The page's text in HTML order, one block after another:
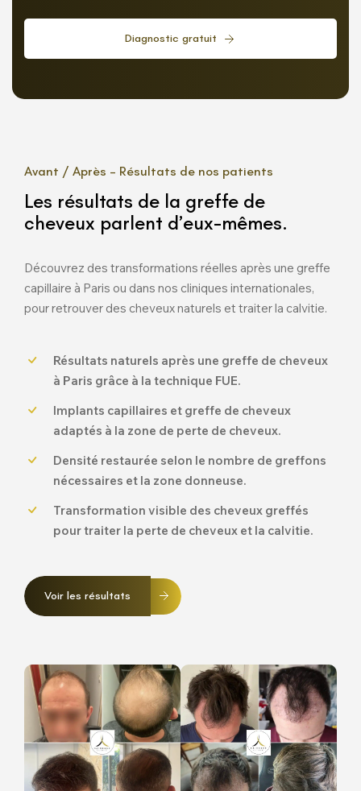
Avant / Après – Résultats de nos patients
Les résultats de la greffe de
cheveux parlent d’eux-mêmes.
Découvrez des transformations réelles après une greffe
capillaire à Paris ou dans nos cliniques internationales,
pour retrouver des cheveux naturels et traiter la calvitie.
Résultats naturels après une greffe de cheveux
à Paris grâce à la technique FUE.
Implants capillaires et greffe de cheveux
adaptés à la zone de perte de cheveux.
Densité restaurée selon le nombre de greffons
nécessaires et la zone donneuse.
Transformation visible des cheveux greffés
pour traiter la perte de cheveux et la calvitie.
Voir les résultats